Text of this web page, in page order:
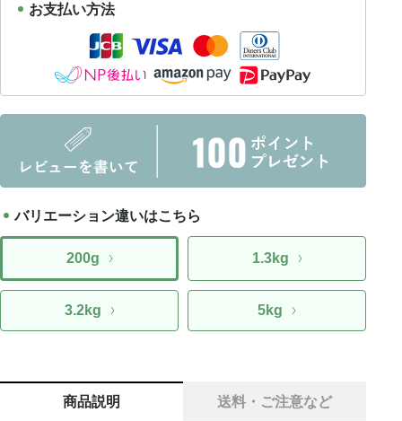
お支払い方法
バリエーション違いはこちら
200g 1.3kg
3.2kg 5kg
商品説明 送料・ご注意など